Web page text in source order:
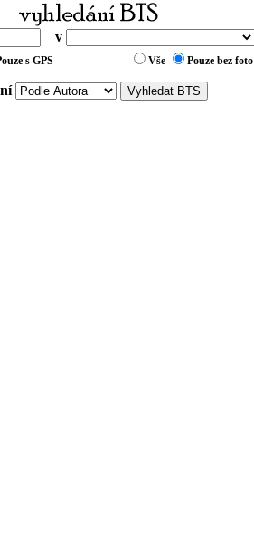
v
s GPS Vše Pouze bez foto